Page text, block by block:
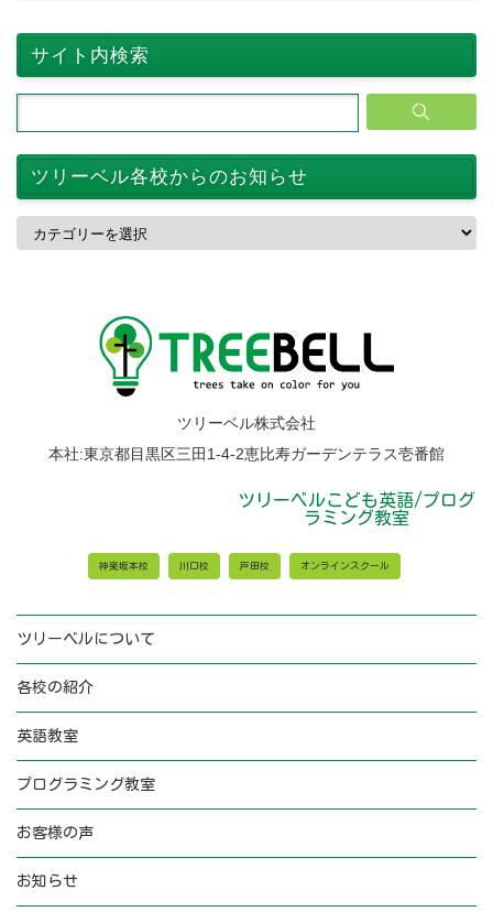
サイト内検索
ツリーベル各校からのお知らせ
ツ
ツリーベル株式会社
本社:東京都目黒区三田1-4-2恵比寿ガーデンテラス壱番館
ツリーベルこども英語/プログ
ラミング教室
神楽坂本校 川口校 戸田校 オンラインスクール
ツリーベルについて
各校の紹介
英語教室
プログラミング教室
お客様の声
お知らせ